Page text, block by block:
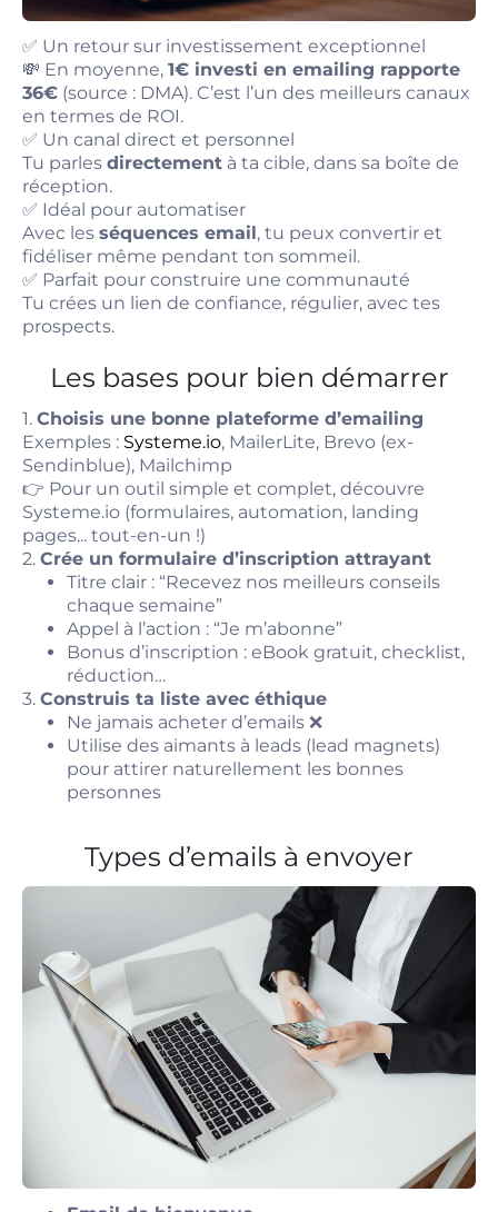
✅ Un retour sur investissement exceptionnel
💸 En moyenne, 1€ investi en emailing rapporte
36€ (source : DMA). C’est l’un des meilleurs canaux
en termes de ROI.
✅ Un canal direct et personnel
Tu parles directement à ta cible, dans sa boîte de
réception.
✅ Idéal pour automatiser
Avec les séquences email , tu peux convertir et
fidéliser même pendant ton sommeil.
✅ Parfait pour construire une communauté
Tu crées un lien de confiance, régulier, avec tes
prospects.
Les bases pour bien démarrer
1. Choisis une bonne plateforme d’emailing
Exemples : Systeme.io, MailerLite, Brevo (ex-
Sendinblue), Mailchimp
👉 Pour un outil simple et complet, découvre
Systeme.io (formulaires, automation, landing
pages... tout-en-un !)
2. Crée un formulaire d’inscription attrayant
Titre clair : “Recevez nos meilleurs conseils
chaque semaine”
Appel à l’action : “Je m’abonne”
Bonus d’inscription : eBook gratuit, checklist,
réduction…
3. Construis ta liste avec éthique
Ne jamais acheter d’emails ❌
Utilise des aimants à leads (lead magnets)
pour attirer naturellement les bonnes
personnes
Types d’emails à envoyer